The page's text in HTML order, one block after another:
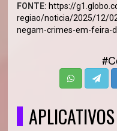
FONTE: https://
regiao/noticia/2025/12/
negam-crimes-em-feira-
APLICATIVOS